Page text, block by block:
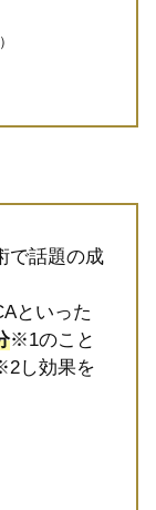
で話題の成
といった
※1のこと
し効果を